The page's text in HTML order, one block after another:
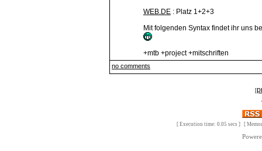
WEB.DE: Platz 1+2+3
Mit folgenden Syntax findet ihr uns
+mtb +project +mitschriften
no comments
[
[ Execution time: 0.05 secs ] [